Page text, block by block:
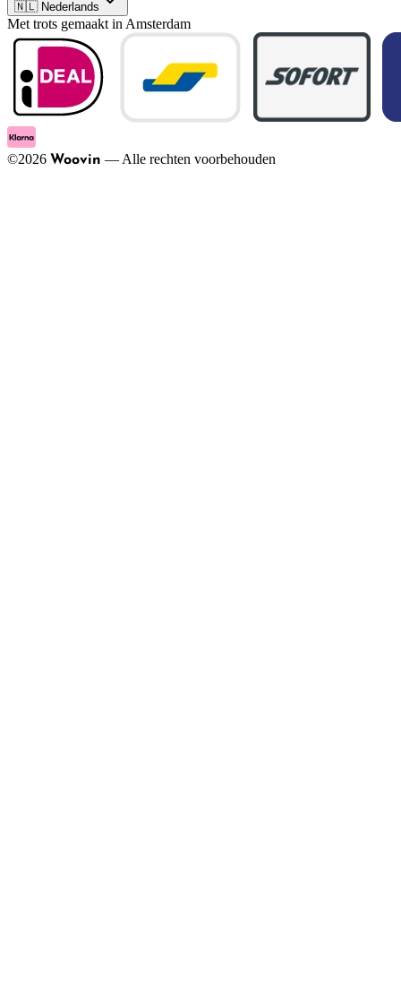
🇳🇱 Nederlands
Met trots gemaakt in Amsterdam
©2026 Woovin — Alle rechten voorbehouden